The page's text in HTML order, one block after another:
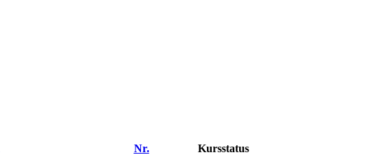
Nr.
Kursstatus